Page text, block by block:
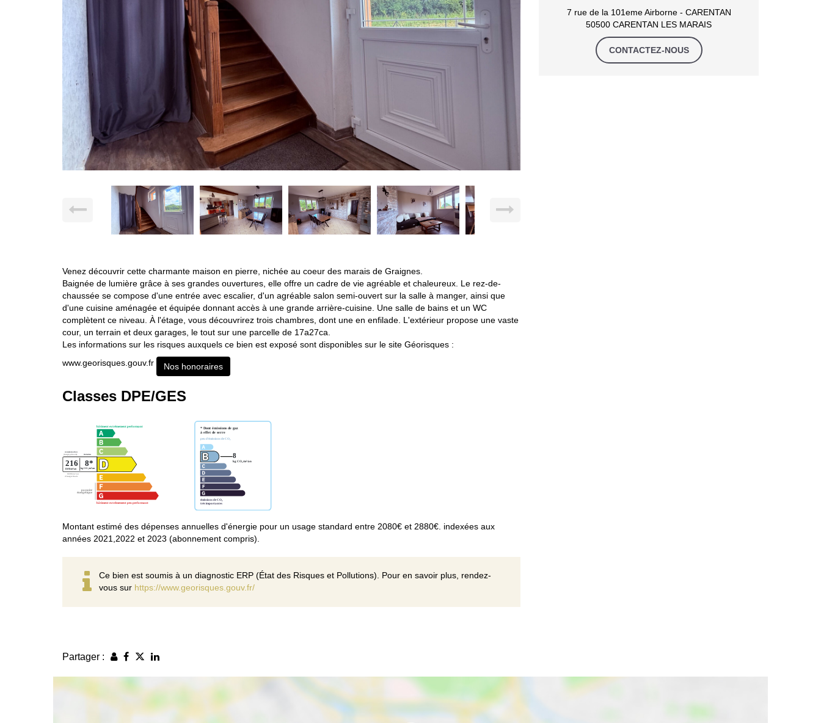
Venez découvrir cette charmante maison en pierre, nichée au coeur des marais de Graignes.
Baignée de lumière grâce à ses grandes ouvertures, elle offre un cadre de vie agréable et chaleureux. Le rez-de-
chaussée se compose d'une entrée avec escalier, d'un agréable salon semi-ouvert sur la salle à manger, ainsi que
d'une cuisine aménagée et équipée donnant accès à une grande arrière-cuisine. Une salle de bains et un WC
complètent ce niveau. À l'étage, vous découvrirez trois chambres, dont une en enfilade. L'extérieur propose une vaste
cour, un terrain et deux garages, le tout sur une parcelle de 17a27ca.
Les informations sur les risques auxquels ce bien est exposé sont disponibles sur le site Géorisques :
www.georisques.gouv.fr
Nos honoraires
Classes DPE/GES
Montant estimé des dépenses annuelles d'énergie pour un usage standard entre 2080€ et 2880€. indexées aux
années 2021,2022 et 2023 (abonnement compris).
Ce bien est soumis à un diagnostic ERP (État des Risques et Pollutions). Pour en savoir plus, rendez-
vous sur https://www.georisques.gouv.fr/
Partager :
7 rue de la 101eme Airborne - CARENTAN
50500 CARENTAN LES MARAIS
CONTACTEZ-NOUS